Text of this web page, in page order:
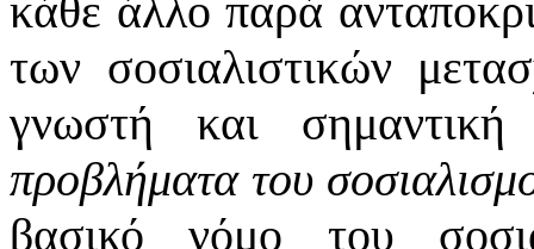
κάθε άλλο παρά
των σοσιαλιστικών
γνωστή και
προβλήματα του
βασικό νόμο του